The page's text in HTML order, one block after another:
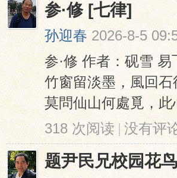
参·修 [七律]
孙迎春 2026-8-5
参·修 作者：砚雪
竹窗留淡墨，風回
莫問仙山何處覓，
318 次阅读 | 没有评
题尹民兄校园花